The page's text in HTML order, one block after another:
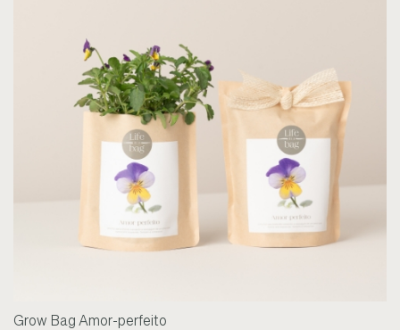
Grow Bag Amor-perfeito